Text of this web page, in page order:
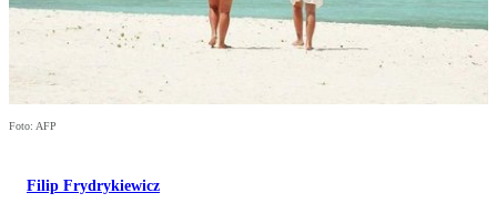
Foto: AFP
Filip Frydrykiewicz